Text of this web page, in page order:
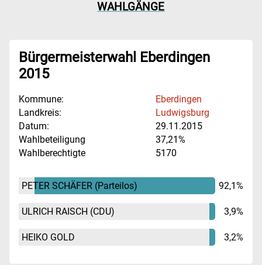
WAHLGÄNGE
Bürgermeisterwahl Eberdingen
2015
Kommune:
Eberdingen
Landkreis:
Ludwigsburg
Datum:
29.11.2015
Wahlbeteiligung
37,21%
Wahlberechtigte
5170
PETER SCHÄFER (Parteilos) 92,1%
ULRICH RAISCH (CDU) 3,9%
HEIKO GOLD 3,2%